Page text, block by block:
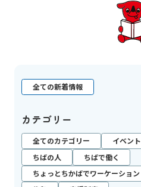
全ての新着情報
カテゴリー
全てのカテゴリー イベント
ちばの人
ちばで働く
ちょっとちかばでワーケーション